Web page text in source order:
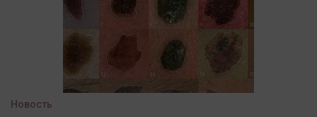
Новость